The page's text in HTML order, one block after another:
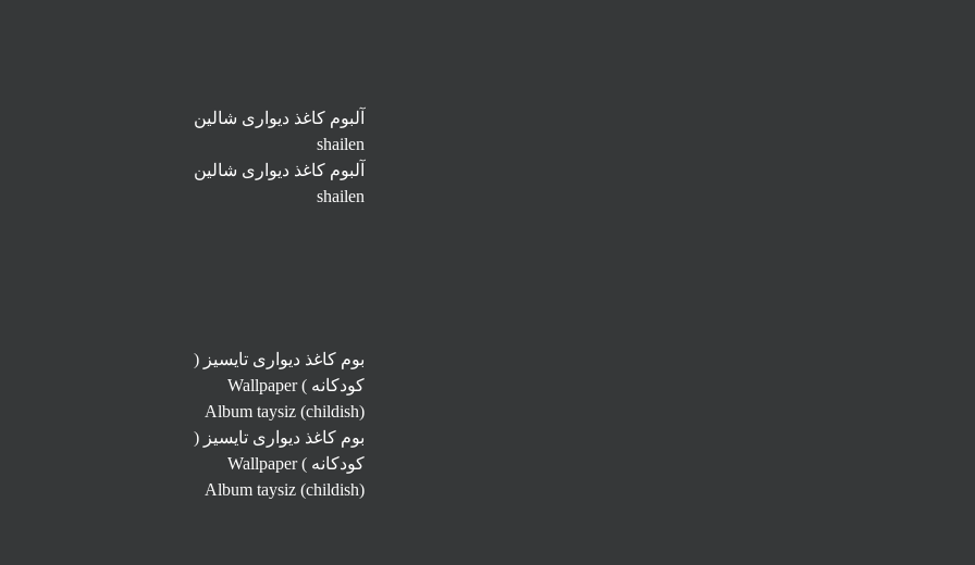
آلبوم کاغذ دیواری شالین
shailen
آلبوم کاغذ دیواری شالین
shailen
بوم کاغذ دیواری تایسیز (
کودکانه ) Wallpaper
Album taysiz (childish)
بوم کاغذ دیواری تایسیز (
کودکانه ) Wallpaper
Album taysiz (childish)